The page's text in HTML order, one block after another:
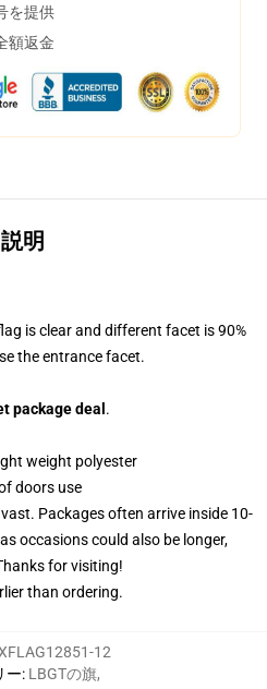
を提供
額返金
説明
is clear and different facet is 90%
the entrance facet.
package deal .
weight polyester
doors use
Packages often arrive inside 10-
occasions could also be longer,
for visiting!
than ordering.
12
ー: LBGTの旗,